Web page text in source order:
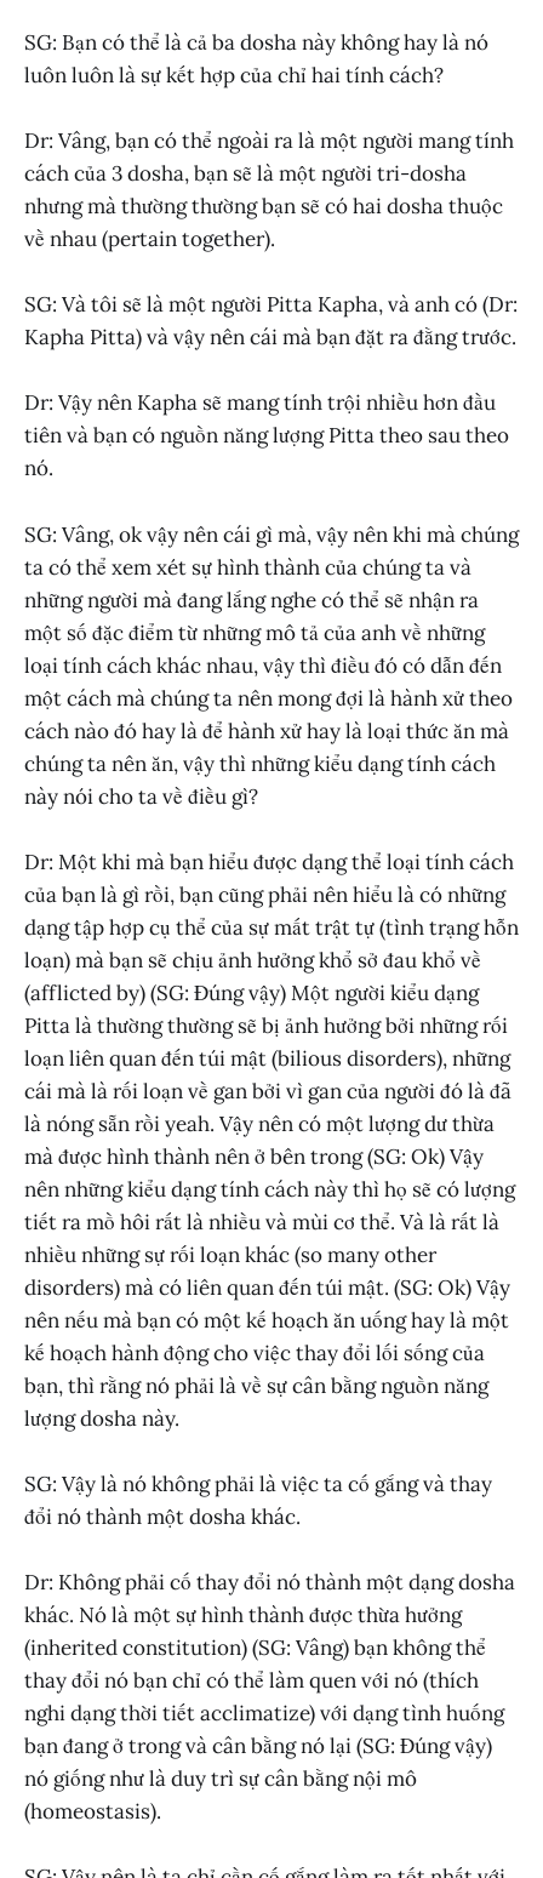
SG: Bạn có thể là cả ba dosha này không hay là nó
luôn luôn là sự kết hợp của chỉ hai tính cách?
Dr: Vâng, bạn có thể ngoài ra là một người mang tính
cách của 3 dosha, bạn sẽ là một người tri-dosha
nhưng mà thường thường bạn sẽ có hai dosha thuộc
về nhau (pertain together).
SG: Và tôi sẽ là một người Pitta Kapha, và anh có (Dr:
Kapha Pitta) và vậy nên cái mà bạn đặt ra đằng trước.
Dr: Vậy nên Kapha sẽ mang tính trội nhiều hơn đầu
tiên và bạn có nguồn năng lượng Pitta theo sau theo
nó.
SG: Vâng, ok vậy nên cái gì mà, vậy nên khi mà chúng
ta có thể xem xét sự hình thành của chúng ta và
những người mà đang lắng nghe có thể sẽ nhận ra
một số đặc điểm từ những mô tả của anh về những
loại tính cách khác nhau, vậy thì điều đó có dẫn đến
một cách mà chúng ta nên mong đợi là hành xử theo
cách nào đó hay là để hành xử hay là loại thức ăn mà
chúng ta nên ăn, vậy thì những kiểu dạng tính cách
này nói cho ta về điều gì?
Dr: Một khi mà bạn hiểu được dạng thể loại tính cách
của bạn là gì rồi, bạn cũng phải nên hiểu là có những
dạng tập hợp cụ thể của sự mất trật tự (tình trạng hỗn
loạn) mà bạn sẽ chịu ảnh hưởng khổ sở đau khổ về
(afflicted by) (SG: Đúng vậy) Một người kiểu dạng
Pitta là thường thường sẽ bị ảnh hưởng bởi những rối
loạn liên quan đến túi mật (bilious disorders), những
cái mà là rối loạn về gan bởi vì gan của người đó là đã
là nóng sẵn rồi yeah. Vậy nên có một lượng dư thừa
mà được hình thành nên ở bên trong (SG: Ok) Vậy
nên những kiểu dạng tính cách này thì họ sẽ có lượng
tiết ra mồ hôi rất là nhiều và mùi cơ thể. Và là rất là
nhiều những sự rối loạn khác (so many other
disorders) mà có liên quan đến túi mật. (SG: Ok) Vậy
nên nếu mà bạn có một kế hoạch ăn uống hay là một
kế hoạch hành động cho việc thay đổi lối sống của
bạn, thì rằng nó phải là về sự cân bằng nguồn năng
lượng dosha này.
SG: Vậy là nó không phải là việc ta cố gắng và thay
đổi nó thành một dosha khác.
Dr: Không phải cố thay đổi nó thành một dạng dosha
khác. Nó là một sự hình thành được thừa hưởng
(inherited constitution) (SG: Vâng) bạn không thể
thay đổi nó bạn chỉ có thể làm quen với nó (thích
nghi dạng thời tiết acclimatize) với dạng tình huống
bạn đang ở trong và cân bằng nó lại (SG: Đúng vậy)
nó giống như là duy trì sự cân bằng nội mô
(homeostasis).